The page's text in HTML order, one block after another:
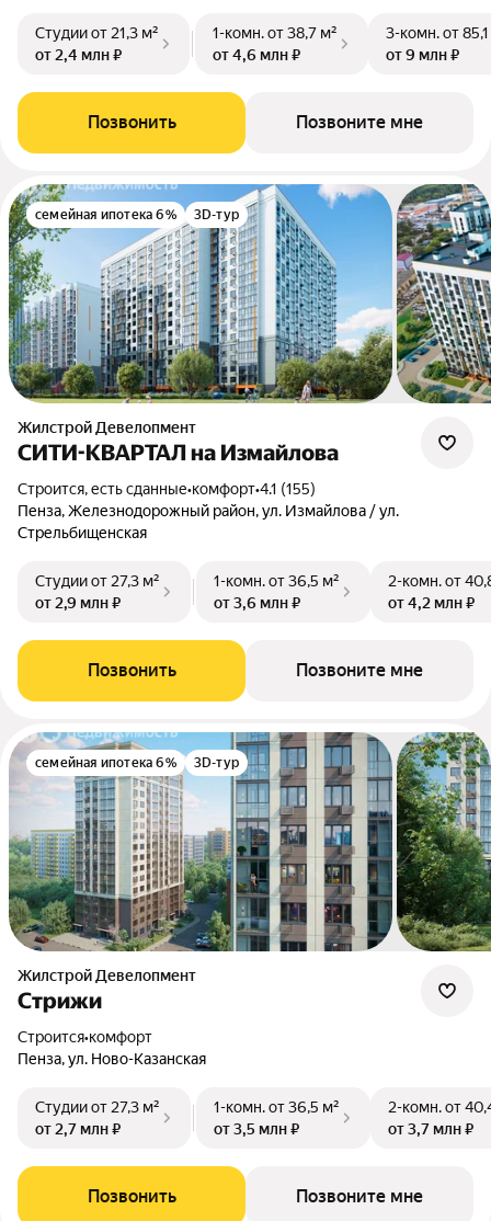
Студииот 21,3 м²
от 2,4 млн ₽
1-комн.от 38,7 м²
от 4,6 млн ₽
3-комн.от
от 9 млн ₽
Позвонить Позвоните мне
семейная ипотека 6% 3D-тур
Жилстрой Девелопмент
СИТИ-КВАРТАЛ на Измайлова
Строится, есть сданные•комфорт•4.1 (155)
Пенза, Железнодорожный район, ул. Измайлова / ул.
Стрельбищенская
Студииот 27,3 м²
от 2,9 млн ₽
1-комн.от 36,5 м²
от 3,6 млн ₽
2-комн.от
от 4,2 млн ₽
Позвонить Позвоните мне
семейная ипотека 6% 3D-тур
Жилстрой Девелопмент
Стрижи
Строится•комфорт
Пенза, ул. Ново-Казанская
Студииот 27,3 м²
от 2,7 млн ₽
1-комн.от 36,5 м²
от 3,5 млн ₽
2-комн.от
от 3,7 млн ₽
Позвонить Позвоните мне